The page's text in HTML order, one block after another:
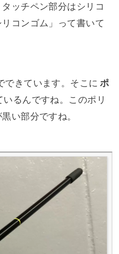
ッチペン部分はシリコ
コンゴム」って書いて
できています。そこに ポ
いるんですね。このポリ
い部分ですね。